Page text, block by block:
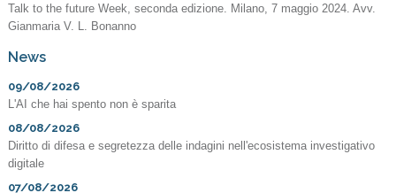
Talk to the future Week, seconda edizione. Milano, 7 maggio 2024. Avv.
Gianmaria V. L. Bonanno
News
09/08/2026
L'AI che hai spento non è sparita
08/08/2026
Diritto di difesa e segretezza delle indagini nell'ecosistema investigativo
digitale
07/08/2026